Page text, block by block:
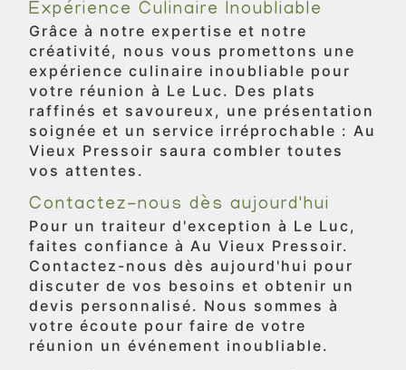
Expérience Culinaire Inoubliable
Grâce à notre expertise et notre
créativité, nous vous promettons une
expérience culinaire inoubliable pour
votre réunion à Le Luc. Des plats
raffinés et savoureux, une présentation
soignée et un service irréprochable : Au
Vieux Pressoir saura combler toutes
vos attentes.
Contactez-nous dès aujourd'hui
Pour un traiteur d'exception à Le Luc,
faites confiance à Au Vieux Pressoir.
Contactez-nous dès aujourd'hui pour
discuter de vos besoins et obtenir un
devis personnalisé. Nous sommes à
votre écoute pour faire de votre
réunion un événement inoubliable.